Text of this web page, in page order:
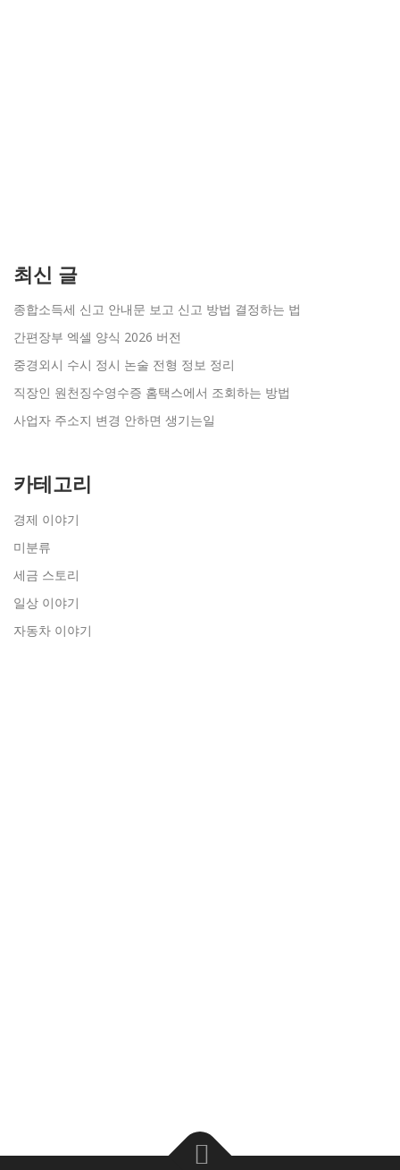
최신 글
종합소득세 신고 안내문 보고 신고 방법 결정하는 법
간편장부 엑셀 양식 2026 버전
중경외시 수시 정시 논술 전형 정보 정리
직장인 원천징수영수증 홈택스에서 조회하는 방법
사업자 주소지 변경 안하면 생기는일
카테고리
경제 이야기
미분류
세금 스토리
일상 이야기
자동차 이야기